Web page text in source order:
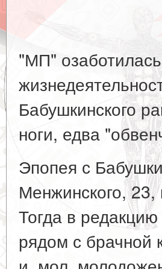
"МП"
Бабушкинского
ноги, едва
Эпопея с
Менжинского, 23,
Тогда в
рядом с брачной